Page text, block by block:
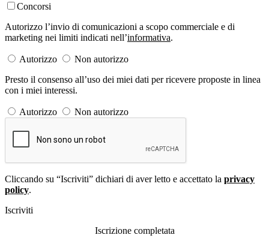
Concorsi
Autorizzo l’invio di comunicazioni a scopo commerciale e di
marketing nei limiti indicati nell’informativa.
Autorizzo
Non autorizzo
Presto il consenso all’uso dei miei dati per ricevere proposte in linea
con i miei interessi.
Autorizzo Non autorizzo
Cliccando su “Iscriviti” dichiari di aver letto e accettato la privacy
policy.
Iscriviti
Iscrizione completata